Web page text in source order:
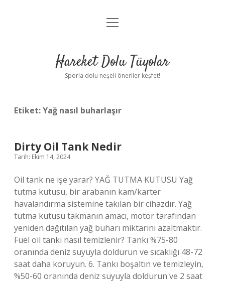
Anasayfa
Yasal Uyarı
menüyü
Hareket Dolu Tüyolar
Sporla dolu neşeli öneriler keşfet!
Etiket:Yağ nasıl buharlaşır
Dirty Oil Tank Nedir
Tarih: Ekim 14, 2024
Oil tank ne işe yarar? YAĞ TUTMA KUTUSU Yağ
tutma kutusu, bir arabanın kam/karter
havalandırma sistemine takılan bir cihazdır. Yağ
tutma kutusu takmanın amacı, motor tarafından
yeniden dağıtılan yağ buharı miktarını azaltmaktır.
Fuel oil tankı nasıl temizlenir? Tankı %75-80
oranında deniz suyuyla doldurun ve sıcaklığı 48-72
saat daha koruyun. 6. Tankı boşaltın ve temizleyin,
%50-60 oranında deniz suyuyla doldurun ve 2 saat